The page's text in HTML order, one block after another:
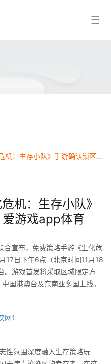
全球服暂无！《生化危机：生存小队》手游确认锁区上线 - 爱游戏app体育
机：生存小队》
游戏app体育
宣布，免费策略手游《生化危
17日下午6点（北京时间11月18
。游戏首发将采取区域限定方
国港澳台及东南亚多国上线。
氛围深度融入生存策略玩